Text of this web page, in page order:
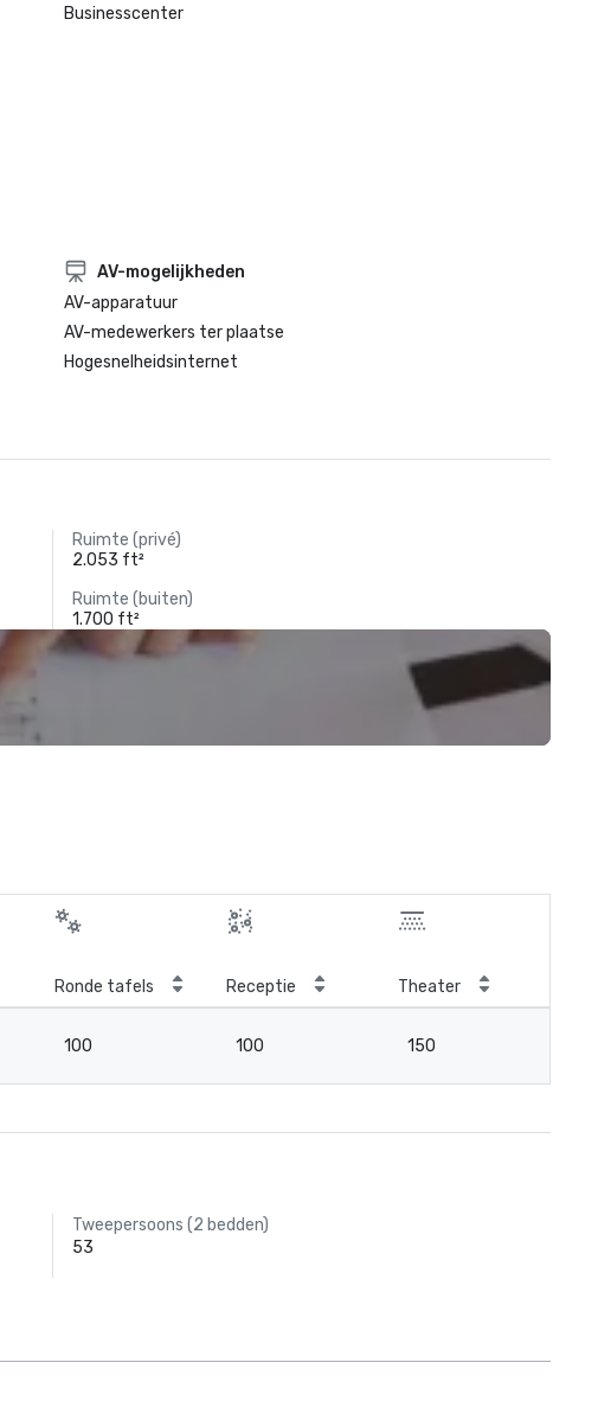
Businesscenter
AV-mogelijkheden
AV-apparatuur
AV-medewerkers ter plaatse
Hogesnelheidsinternet
Ruimte (privé)
2.053 ft²
Ruimte (buiten)
1.700 ft²
Ronde tafels Receptie Theater
100 100 150
Tweepersoons (2 bedden)
53